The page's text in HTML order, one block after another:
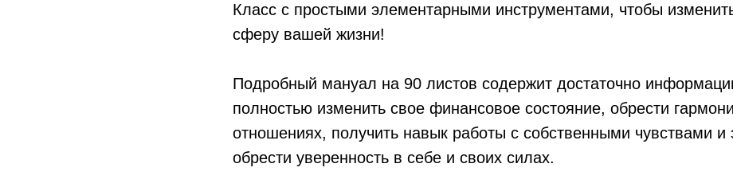
Класс с простыми элементарными инструментами, чтобы
сферу вашей жизни!
Подробный мануал на 90 листов содержит достаточно
полностью изменить свое финансовое состояние, обрести
отношениях, получить навык работы с собственными чувствами и
обрести уверенность в себе и своих силах.